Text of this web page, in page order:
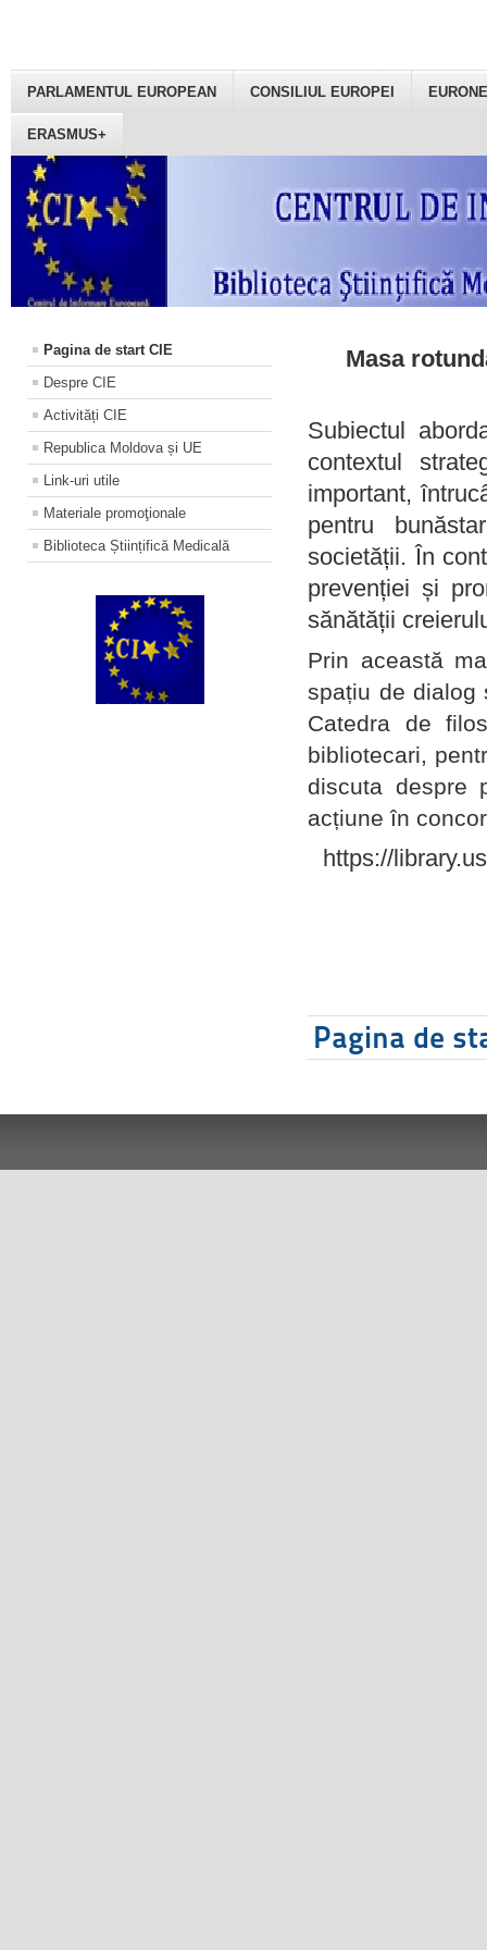
PARLAMENTUL EUROPEAN CONSILIUL EUROPEI
ERASMUS+
Pagina de start CIE
Despre CIE
Activități CIE
Republica Moldova și UE
Link-uri utile
Materiale promoţionale
Biblioteca Științifică Medicală
Masa
Subiectul
contextul
important,
pentru
societății. În
prevenției și
sănătății
Prin această
spațiu de dialog
Catedra de
bibliotecari,
discuta despre
acțiune în
https://
Pagina de